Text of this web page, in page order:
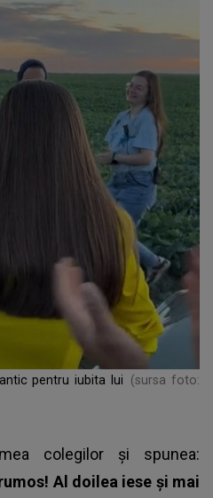
pentru iubita lui
(sursa foto:
colegilor și spunea:
Al doilea iese și mai